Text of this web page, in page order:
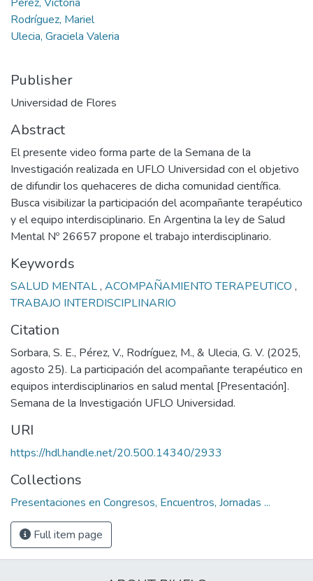
Rodríguez, Mariel
Ulecia, Graciela Valeria
Publisher
Universidad de Flores
Abstract
El presente video forma parte de la Semana de la
Investigación realizada en UFLO Universidad con el objetivo
de difundir los quehaceres de dicha comunidad científica.
Busca visibilizar la participación del acompañante terapéutico
y el equipo interdisciplinario. En Argentina la ley de Salud
Mental Nº 26657 propone el trabajo interdisciplinario.
Keywords
SALUD MENTAL, ACOMPAÑAMIENTO TERAPEUTICO ,
TRABAJO INTERDISCIPLINARIO
Citation
Sorbara, S. E., Pérez, V., Rodríguez, M., & Ulecia, G. V. (2025,
agosto 25). La participación del acompañante terapéutico en
equipos interdisciplinarios en salud mental [Presentación].
Semana de la Investigación UFLO Universidad.
URI
https://hdl.handle.net/20.500.14340/2933
Collections
Presentaciones en Congresos, Encuentros, Jornadas ...
Full item page